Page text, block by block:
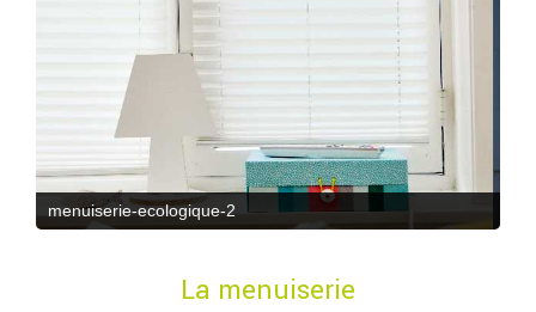
menuiserie-ecologique-3
La menuiserie